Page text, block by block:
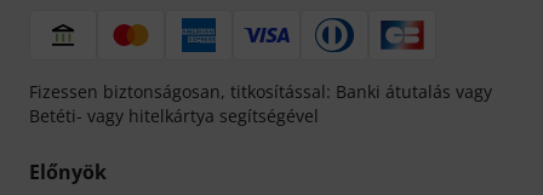
Fizessen biztonságosan, titkosítással: Banki átutalás vagy
Betéti- vagy hitelkártya segítségével
Előnyök